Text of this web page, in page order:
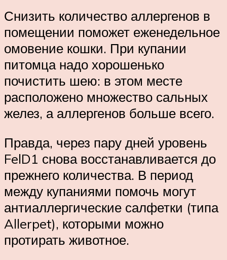
Снизить количество аллергенов в
помещении поможет еженедельное
омовение кошки. При купании
питомца надо хорошенько
почистить шею: в этом месте
расположено множество сальных
желез, а аллергенов больше всего.
Правда, через пару дней уровень
FelD1 снова восстанавливается до
прежнего количества. В период
между купаниями помочь могут
антиаллергические салфетки (типа
Allerpet), которыми можно
протирать животное.